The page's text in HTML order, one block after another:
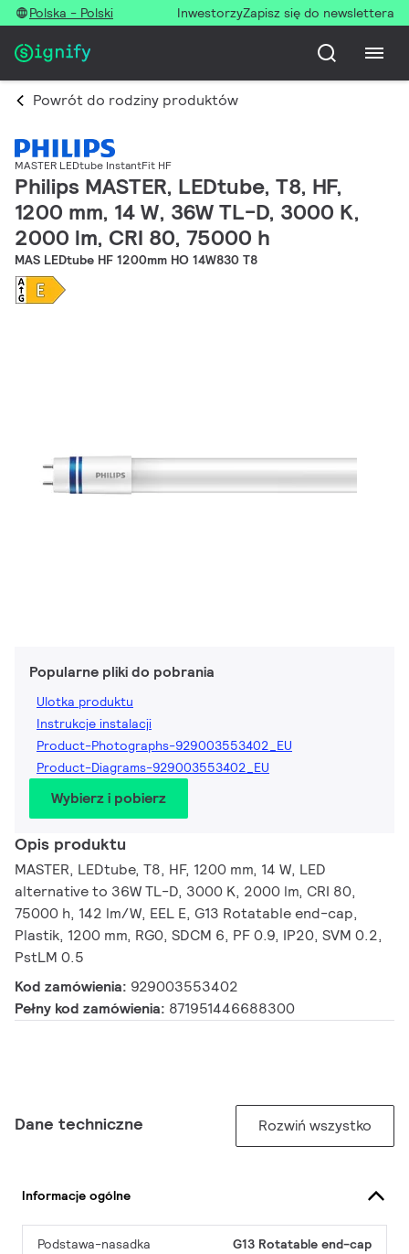
Polska - Polski InwestorzyZapisz się do newslettera
Powrót do rodziny produktów
MASTER LEDtube InstantFit HF
Philips MASTER, LEDtube, T8, HF,
1200 mm, 14 W, 36W TL-D, 3000 K,
2000 lm, CRI 80, 75000 h
MAS LEDtube HF 1200mm HO 14W830 T8
Popularne pliki do pobrania
Ulotka produktu
Instrukcje instalacji
Product-Photographs-929003553402_EU
Product-Diagrams-929003553402_EU
Wybierz i pobierz
Opis produktu
MASTER, LEDtube, T8, HF, 1200 mm, 14 W, LED
alternative to 36W TL-D, 3000 K, 2000 lm, CRI 80,
75000 h, 142 lm/W, EEL E, G13 Rotatable end-cap,
Plastik, 1200 mm, RG0, SDCM 6, PF 0.9, IP20, SVM 0.2,
PstLM 0.5
Kod zamówienia: 929003553402
Pełny kod zamówienia: 871951446688300
Dane techniczne Rozwiń wszystko
Informacje ogólne
Podstawa-nasadka G13 Rotatable end-cap